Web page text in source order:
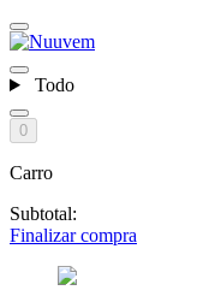
Todo
0
Carro
Subtotal:
Finalizar compra